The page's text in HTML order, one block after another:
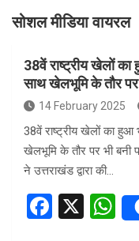
सोशल मीडिया वायरल
38वें राष्ट्रीय खेलों
साथ खेलभूमि के तौर पर
14 February 2025
38वें राष्ट्रीय खेलों का
खेलभूमि के तौर पर भी बनी
ने उत्तराखंड द्वारा की…
F
X
W